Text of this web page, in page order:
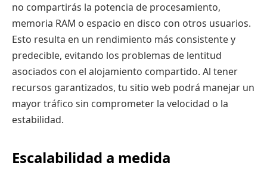
no compartirás la potencia de procesamiento,
memoria RAM o espacio en disco con otros usuarios.
Esto resulta en un rendimiento más consistente y
predecible, evitando los problemas de lentitud
asociados con el alojamiento compartido. Al tener
recursos garantizados, tu sitio web podrá manejar un
mayor tráfico sin comprometer la velocidad o la
estabilidad.
Escalabilidad a medida